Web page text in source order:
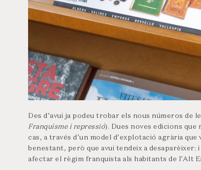
Des d’avui ja podeu trobar els nous números de
Franquisme i repressió). Dues noves edicions
cas, a través d’un model d’explotació agrària
benestant, però que avui tendeix a desaparèixer;
afectar el règim franquista als habitants de l’Alt